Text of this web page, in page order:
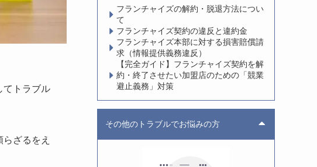
てトラブル
ざるをえ
フランチャイズの解約・脱退方法につい
て
フランチャイズ契約の違反と違約金
フランチャイズ本部に対する損害賠償請
求（情報提供義務違反）
【完全ガイド】フランチャイズ契約を解
約・終了させたい加盟店のための「競業
避止義務」対策
その他のトラブルでお悩みの方